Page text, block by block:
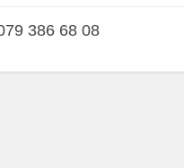
386 68 08